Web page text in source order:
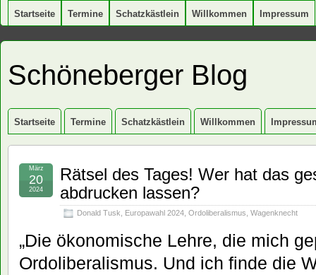
Startseite Termine Schatzkästlein Willkommen Impressum
Schöneberger Blog
Startseite Termine Schatzkästlein Willkommen
Rätsel des Tages! Wer hat das
abdrucken lassen?
Donald Tusk Europawahl 2024 Ordoliberalismus Wagenknecht
März
20
2024
„Die ökonomische Lehre, die mich
Ordoliberalismus. Und ich finde die